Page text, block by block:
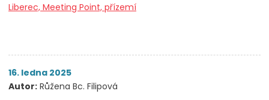
Liberec, Meeting Point, přízemí
16. ledna 2025
Autor: Růžena Bc. Filipová